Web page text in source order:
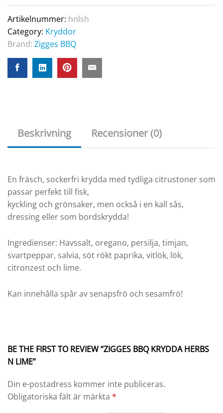
Artikelnummer: hnlsh
Category: Kryddor
Brand: Zigges BBQ
Beskrivning Recensioner (0)
En fräsch, sockerfri krydda med tydliga citrustoner som
passar perfekt till fisk,
kyckling och grönsaker, men också i en kall sås,
dressing eller som bordskrydda!
Ingredienser: Havssalt, oregano, persilja, timjan,
svartpeppar, salvia, söt rökt paprika, vitlök, lök,
citronzest och lime.
Kan innehålla spår av senapsfrö och sesamfrö!
BE THE FIRST TO REVIEW “ZIGGES BBQ KRYDDA HERBS
N LIME”
Din e-postadress kommer inte publiceras.
Obligatoriska fält är märkta *